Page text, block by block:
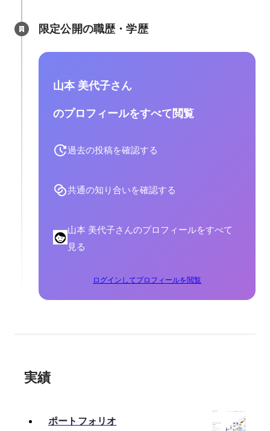
限定公開の職歴・学歴
山本 美代子さん
のプロフィールをすべて閲覧
過去の投稿を確認する
共通の知り合いを確認する
山本 美代子さんのプロフィールをすべて
見る
ログインしてプロフィールを閲覧
実績
ポートフォリオ